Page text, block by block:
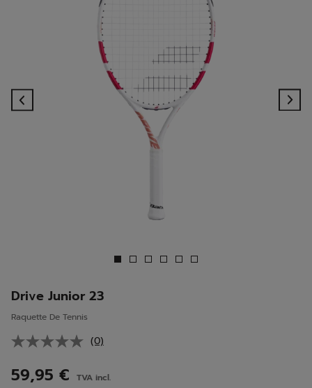
Drive Junior 23
Raquette De Tennis
Aucune
notation.
(0)
59,95 €
TVA incl.